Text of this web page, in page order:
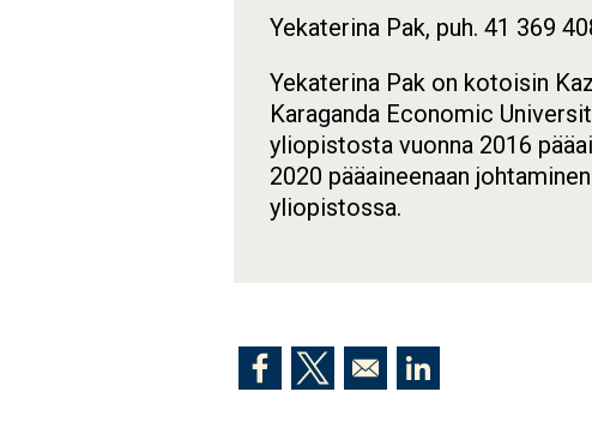
Yekaterina Pak, puh. 41 369
Yekaterina Pak on kotoisin
Karaganda Economic
yliopistosta vuonna 2016
2020 pääaineenaan
yliopistossa.
Opens in a new window
Opens in a new window
Opens in a new